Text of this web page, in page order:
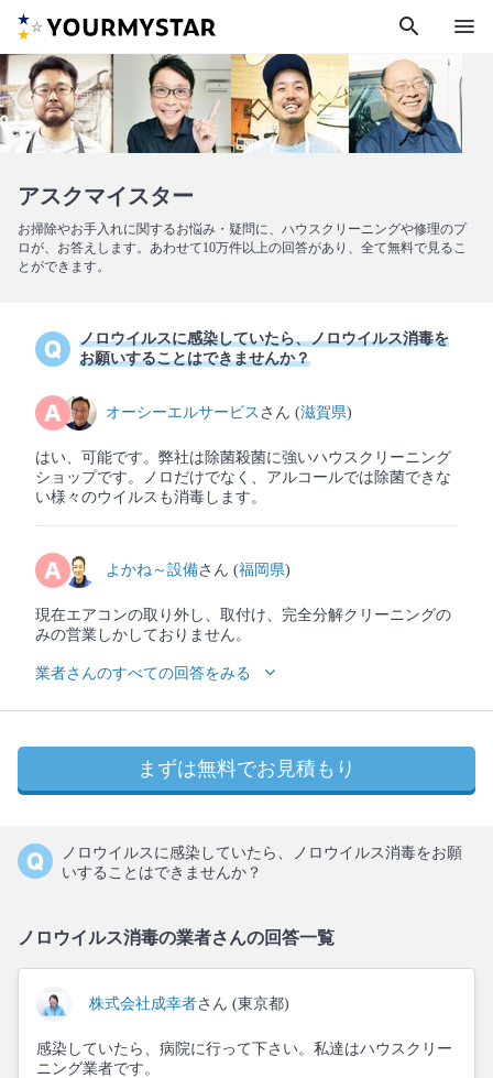
search menu
アスクマイスター
お掃除やお手入れに関するお悩み・疑問に、ハウスクリーニングや修理のプ
ロが、お答えします。あわせて10万件以上の回答があり、全て無料で見るこ
とができます。
ノロウイルスに感染していたら、ノロウイルス消毒を
お願いすることはできませんか？
オーシーエルサービス さん (滋賀県)
はい、可能です。弊社は除菌殺菌に強いハウスクリーニング
ショップです。ノロだけでなく、アルコールでは除菌できな
い様々のウイルスも消毒します。
よかね～設備さん (福岡県)
現在エアコンの取り外し、取付け、完全分解クリーニングの
みの営業しかしておりません。
業者さんのすべての回答をみる
まずは無料でお見積もり
ノロウイルスに感染していたら、ノロウイルス消毒をお願
いすることはできませんか？
ノロウイルス消毒の業者さんの回答一覧
株式会社成幸者さん (東京都)
感染していたら、病院に行って下さい。私達はハウスクリー
ニング業者です。